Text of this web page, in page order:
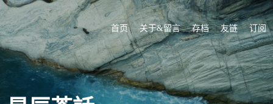
首页 关于&留言 存档 友链 订阅